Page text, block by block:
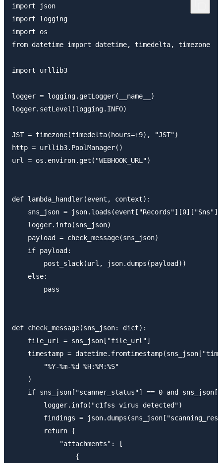
import json
import logging
import os
from datetime import datetime, timedelta, timezone
import urllib3
logger = logging.getLogger(__name__)
logger.setLevel(logging.INFO)
JST = timezone(timedelta(hours=+9), "JST")
http = urllib3.PoolManager()
url = os.environ.get("WEBHOOK_URL")
def lambda_handler(event, context):
sns_json =
    logger.info(sns_json)
    payload = check_message(sns_json)
    if payload:
        post_slack(url, json.dumps(payload))
    else:
        pass
def check_message(sns_json: dict):
    file_url = sns_json["file_url"]
timestamp =
        "%Y-%m-%d %H:%M:%S"
    )
if sns_json["scanner_status"] == 0 and
        logger.info("c1fss virus detected")
findings =
        return {
            "attachments": [
                {